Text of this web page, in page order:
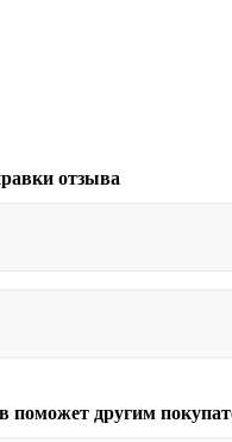
отзыва
другим